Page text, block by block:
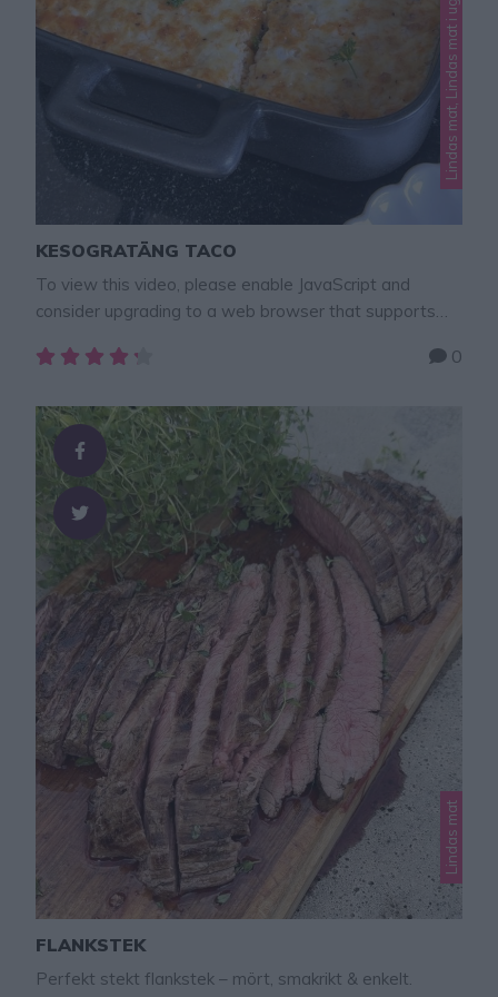
KESOGRATÄNG TACO
To view this video, please enable JavaScript and
consider upgrading to a web browser that supports
Tacoköttfärs. Den här Kesogratängen är såååå god!
lika bra till lunch som middag. Genom att byta ut den
klassiska gratängosten eller bechamelsåsen …
0
Lindas mat
FLANKSTEK
Perfekt stekt flankstek – mört, smakrikt & enkelt.